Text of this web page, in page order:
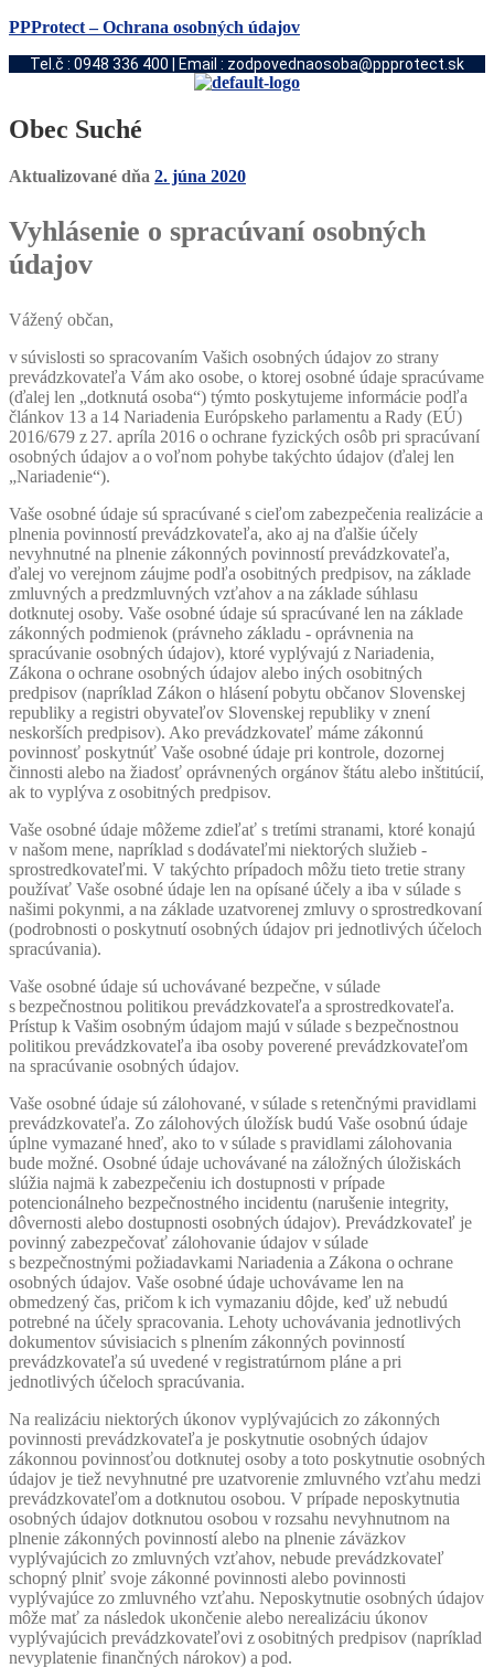
PPProtect – Ochrana osobných údajov
Tel.č : 0948 336 400 | Email : zodpovednaosoba@ppprotect.sk
Obec Suché
Aktualizované dňa 2. júna 2020
Vyhlásenie o spracúvaní osobných
údajov
Vážený občan,
v súvislosti so spracovaním Vašich osobných údajov zo strany
prevádzkovateľa Vám ako osobe, o ktorej osobné údaje spracúvame
(ďalej len „dotknutá osoba“) týmto poskytujeme informácie podľa
článkov 13 a 14 Nariadenia Európskeho parlamentu a Rady (EÚ)
2016/679 z 27. apríla 2016 o ochrane fyzických osôb pri spracúvaní
osobných údajov a o voľnom pohybe takýchto údajov (ďalej len
„Nariadenie“).
Vaše osobné údaje sú spracúvané s cieľom zabezpečenia realizácie a
plnenia povinností prevádzkovateľa, ako aj na ďalšie účely
nevyhnutné na plnenie zákonných povinností prevádzkovateľa,
ďalej vo verejnom záujme podľa osobitných predpisov, na základe
zmluvných a predzmluvných vzťahov a na základe súhlasu
dotknutej osoby. Vaše osobné údaje sú spracúvané len na základe
zákonných podmienok (právneho základu - oprávnenia na
spracúvanie osobných údajov), ktoré vyplývajú z Nariadenia,
Zákona o ochrane osobných údajov alebo iných osobitných
predpisov (napríklad Zákon o hlásení pobytu občanov Slovenskej
republiky a registri obyvateľov Slovenskej republiky v znení
neskorších predpisov). Ako prevádzkovateľ máme zákonnú
povinnosť poskytnúť Vaše osobné údaje pri kontrole, dozornej
činnosti alebo na žiadosť oprávnených orgánov štátu alebo inštitúcií,
ak to vyplýva z osobitných predpisov.
Vaše osobné údaje môžeme zdieľať s tretími stranami, ktoré konajú
v našom mene, napríklad s dodávateľmi niektorých služieb -
sprostredkovateľmi. V takýchto prípadoch môžu tieto tretie strany
používať Vaše osobné údaje len na opísané účely a iba v súlade s
našimi pokynmi, a na základe uzatvorenej zmluvy o sprostredkovaní
(podrobnosti o poskytnutí osobných údajov pri jednotlivých účeloch
spracúvania).
Vaše osobné údaje sú uchovávané bezpečne, v súlade
s bezpečnostnou politikou prevádzkovateľa a sprostredkovateľa.
Prístup k Vašim osobným údajom majú v súlade s bezpečnostnou
politikou prevádzkovateľa iba osoby poverené prevádzkovateľom
na spracúvanie osobných údajov.
Vaše osobné údaje sú zálohované, v súlade s retenčnými pravidlami
prevádzkovateľa. Zo zálohových úložísk budú Vaše osobnú údaje
úplne vymazané hneď, ako to v súlade s pravidlami zálohovania
bude možné. Osobné údaje uchovávané na záložných úložiskách
slúžia najmä k zabezpečeniu ich dostupnosti v prípade
potencionálneho bezpečnostného incidentu (narušenie integrity,
dôvernosti alebo dostupnosti osobných údajov). Prevádzkovateľ je
povinný zabezpečovať zálohovanie údajov v súlade
s bezpečnostnými požiadavkami Nariadenia a Zákona o ochrane
osobných údajov. Vaše osobné údaje uchovávame len na
obmedzený čas, pričom k ich vymazaniu dôjde, keď už nebudú
potrebné na účely spracovania. Lehoty uchovávania jednotlivých
dokumentov súvisiacich s plnením zákonných povinností
prevádzkovateľa sú uvedené v registratúrnom pláne a pri
jednotlivých účeloch spracúvania.
Na realizáciu niektorých úkonov vyplývajúcich zo zákonných
povinnosti prevádzkovateľa je poskytnutie osobných údajov
zákonnou povinnosťou dotknutej osoby a toto poskytnutie osobných
údajov je tiež nevyhnutné pre uzatvorenie zmluvného vzťahu medzi
prevádzkovateľom a dotknutou osobou. V prípade neposkytnutia
osobných údajov dotknutou osobou v rozsahu nevyhnutnom na
plnenie zákonných povinností alebo na plnenie záväzkov
vyplývajúcich zo zmluvných vzťahov, nebude prevádzkovateľ
schopný plniť svoje zákonné povinnosti alebo povinnosti
vyplývajúce zo zmluvného vzťahu. Neposkytnutie osobných údajov
môže mať za následok ukončenie alebo nerealizáciu úkonov
vyplývajúcich prevádzkovateľovi z osobitných predpisov (napríklad
nevyplatenie finančných nárokov) a pod.